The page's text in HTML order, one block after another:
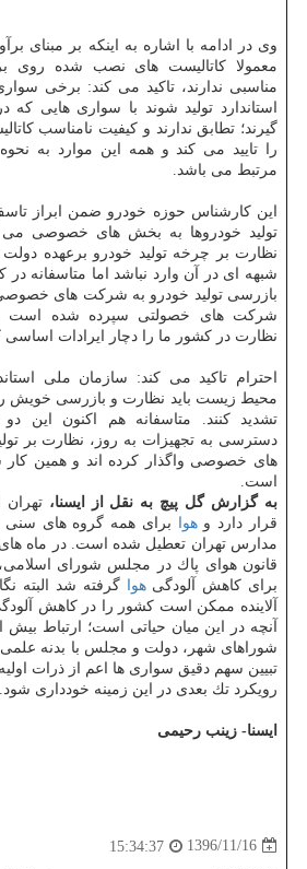
وی در ادامه با اشاره به اینكه بر مبنای
معمولا كاتالیست های نصب شده روی
مناسبی ندارند، تاكید می كند: برخی
استاندارد تولید شوند با سواری هایی كه
گیرند؛ تطابق ندارند و كیفیت نامناسب
را تایید می كند و همه این موارد به
مرتبط می باشد.
این كارشناس حوزه خودرو ضمن ابراز
تولید خودروها به بخش های خصوصی می
نظارت بر چرخه تولید خودرو برعهده
شبهه ای در آن وارد نباشد اما متاسفانه
بازرسی تولید خودرو به شركت های
شركت های خصولتی سپرده شده است
نظارت در كشور ما را دچار ایرادات
احترام تاكید می كند: سازمان ملی
محیط زیست باید نظارت و بازرسی خویش را
تشدید كنند. متاسفانه هم اكنون این
دسترسی به تجهیزات به روز، نظارت بر
های خصوصی واگذار كرده اند و همین
است.
به گزارش گل پیچ به نقل از ایسنا،
قرار دارد وهوا
برای همه گروه های سنی
مدارس تهران تعطیل شده است. در ماه
قانون هوای پاك در مجلس شورای
برای كاهش آلودگیهوا گرفته شد البته
آلاینده ممكن است كشور را در كاهش
آنچه در این میان حیاتی است؛ ارتباط
شوراهای شهر، دولت و مجلس با بدنه
تبیین سهم دقیق سواری ها اعم از ذرات اولیه
رویكرد تك بعدی در این زمینه خودداری شود.
ایسنا- زینب رحیمی
1396/11/16
15:34:37